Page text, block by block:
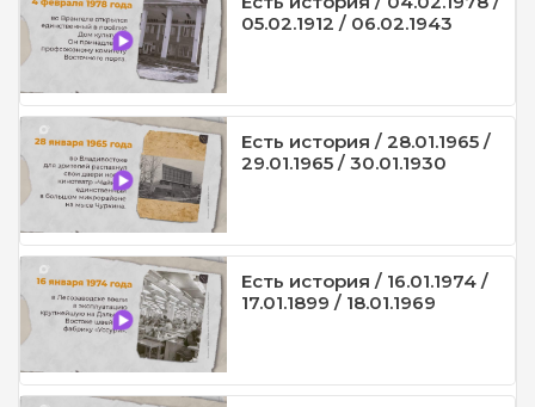
05.02.1912 / 06.02.1943
Есть история / 28.01.1965 /
29.01.1965 / 30.01.1930
Есть история / 16.01.1974 /
17.01.1899 / 18.01.1969